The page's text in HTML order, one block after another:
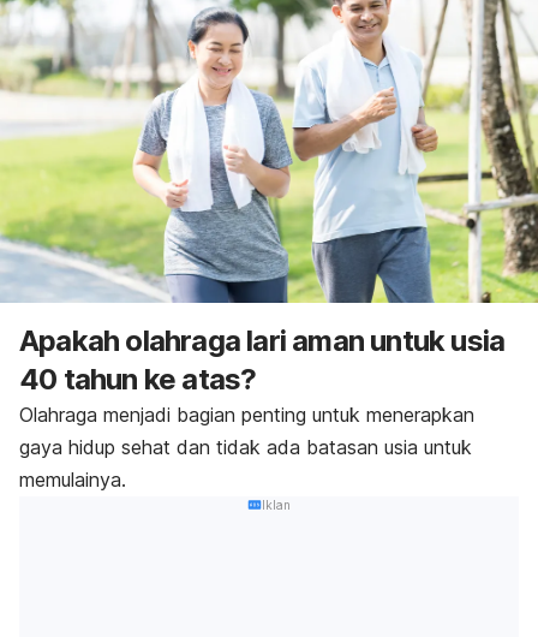
Apakah olahraga lari aman untuk usia
40 tahun ke atas?
Olahraga menjadi bagian penting untuk menerapkan
gaya hidup sehat dan tidak ada batasan usia untuk
memulainya.
Iklan